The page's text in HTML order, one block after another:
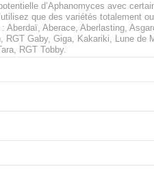
d’Aphanomyces avec
que des variétés totalement
Aberdaï, Aberace, Aberlasting,
RGT Gaby, Giga, Kakariki, Lune de
RGT Tobby.